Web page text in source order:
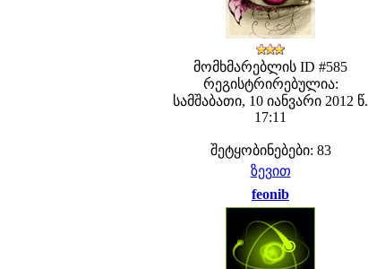
მომხმარებლის ID #585
რეგისტრირებულია:
სამშაბათი, 10 იანვარი 2012 წ.
17:11
შეტყობინებები: 83
ზევით
feonib